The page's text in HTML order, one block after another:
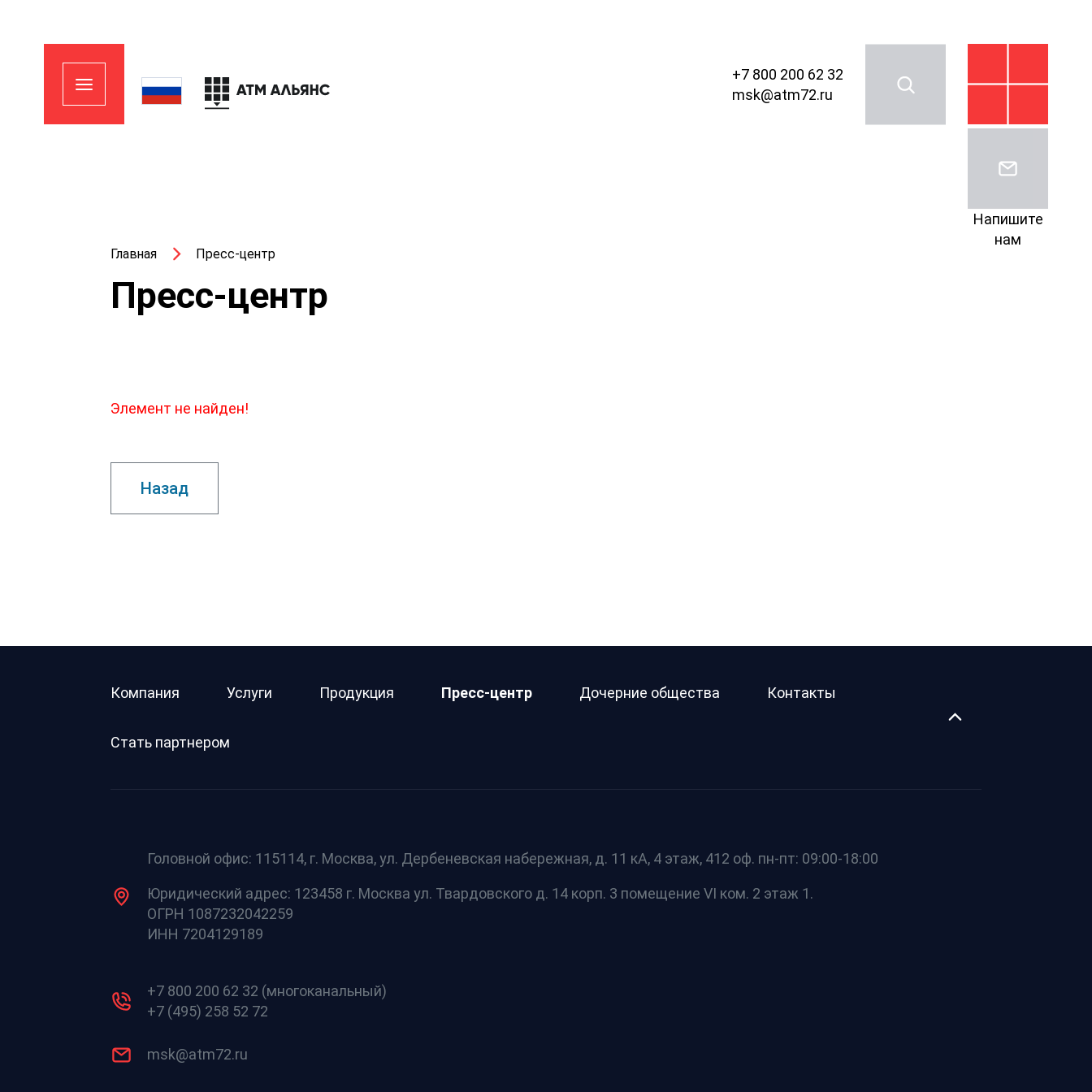
+7 800 200 62 32
msk@atm72.ru
Напишите
нам
Главная Пресс-центр
Пресс-центр
Элемент не найден!
Назад
Компания Услуги Продукция Пресс-центр Дочерние общества Контакты
Стать партнером
Головной офис: 115114, г. Москва, ул. Дербеневская набережная, д. 11 кА, 4 этаж, 412 оф. пн-пт: 09:00-18:00
Юридический адрес: 123458 г. Москва ул. Твардовского д. 14 корп. 3 помещение VI ком. 2 этаж 1.
ОГРН 1087232042259
ИНН 7204129189
+7 800 200 62 32 (многоканальный)
+7 (495) 258 52 72
msk@atm72.ru